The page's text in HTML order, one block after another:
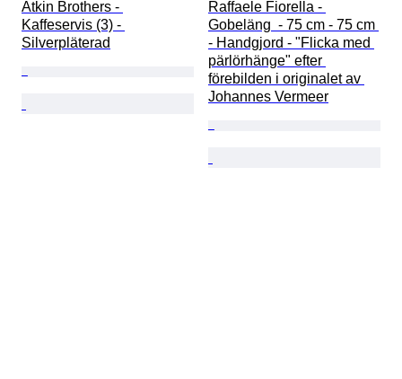
Atkin Brothers -
Kaffeservis (3) -
Silverpläterad
Raffaele Fiorella -
Gobeläng  - 75 cm - 75 cm
- Handgjord - "Flicka med
pärlörhänge" efter
förebilden i originalet av
Johannes Vermeer